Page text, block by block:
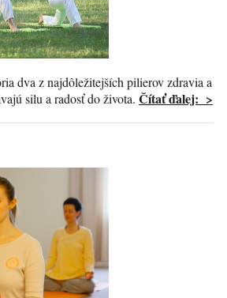
dva z najdôležitejších pilierov zdravia a
silu a radosť do života. Čítať ďalej: >